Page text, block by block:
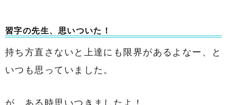
習字の先生、思いついた！
持ち方直さないと上達にも限界があるよなー、と
いつも思っていました。
が、ある時思いつきましたよ！